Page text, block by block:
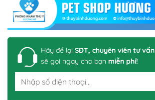
Hãy để lại SĐT, chuyên viên tư vấn
sẽ gọi ngay cho bạn miễn phí!